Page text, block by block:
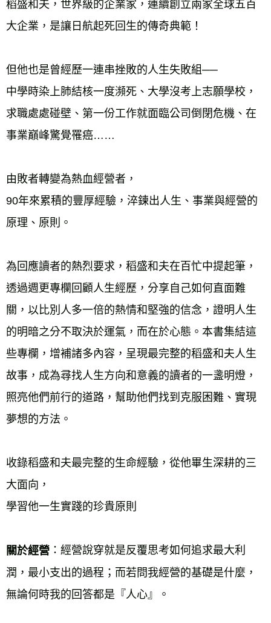
稻盛和夫，世界級的企業家，連續創立兩家全球五百
大企業，是讓日航起死回生的傳奇典範！
但他也是曾經歷一連串挫敗的人生失敗組──
中學時染上肺結核一度瀕死、大學沒考上志願學校，
求職處處碰壁、第一份工作就面臨公司倒閉危機、在
事業巔峰驚覺罹癌……
由敗者轉變為熱血經營者，
90年來累積的豐厚經驗，淬鍊出人生、事業與經營的
原理、原則。
為回應讀者的熱烈要求，稻盛和夫在百忙中提起筆，
透過週更專欄回顧人生經歷，分享自己如何直面難
關，以比別人多一倍的熱情和堅強的信念，證明人生
的明暗之分不取決於運氣，而在於心態。本書集結這
些專欄，增補諸多內容，呈現最完整的稻盛和夫人生
故事，成為尋找人生方向和意義的讀者的一盞明燈，
照亮他們前行的道路，幫助他們找到克服困難、實現
夢想的方法。
收錄稻盛和夫最完整的生命經驗，從他畢生深耕的三
大面向，
學習他一生實踐的珍貴原則
關於經營 ：經營說穿就是反覆思考如何追求最大利
潤，最小支出的過程；而若問我經營的基礎是什麼，
無論何時我的回答都是『人心』。